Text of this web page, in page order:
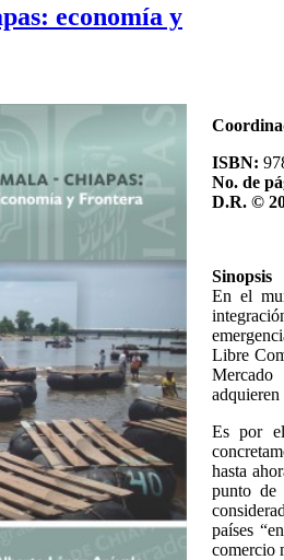
economía y
ISBN:
No. de
D.R. ©
Sinopsis
En el
Libre
Mercado
Es por
hasta
punto de
países
comercio